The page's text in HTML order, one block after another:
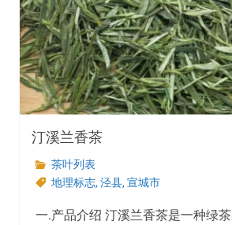
汀溪兰香茶
茶叶列表
地理标志, 泾县, 宣城市
一.产品介绍 汀溪兰香茶是一种绿